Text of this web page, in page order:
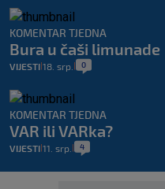
KOMENTAR TJEDNA
Bura u čaši limunade
VIJESTI 18. srp. 0
KOMENTAR TJEDNA
VAR ili VARka?
VIJESTI 11. srp. 4